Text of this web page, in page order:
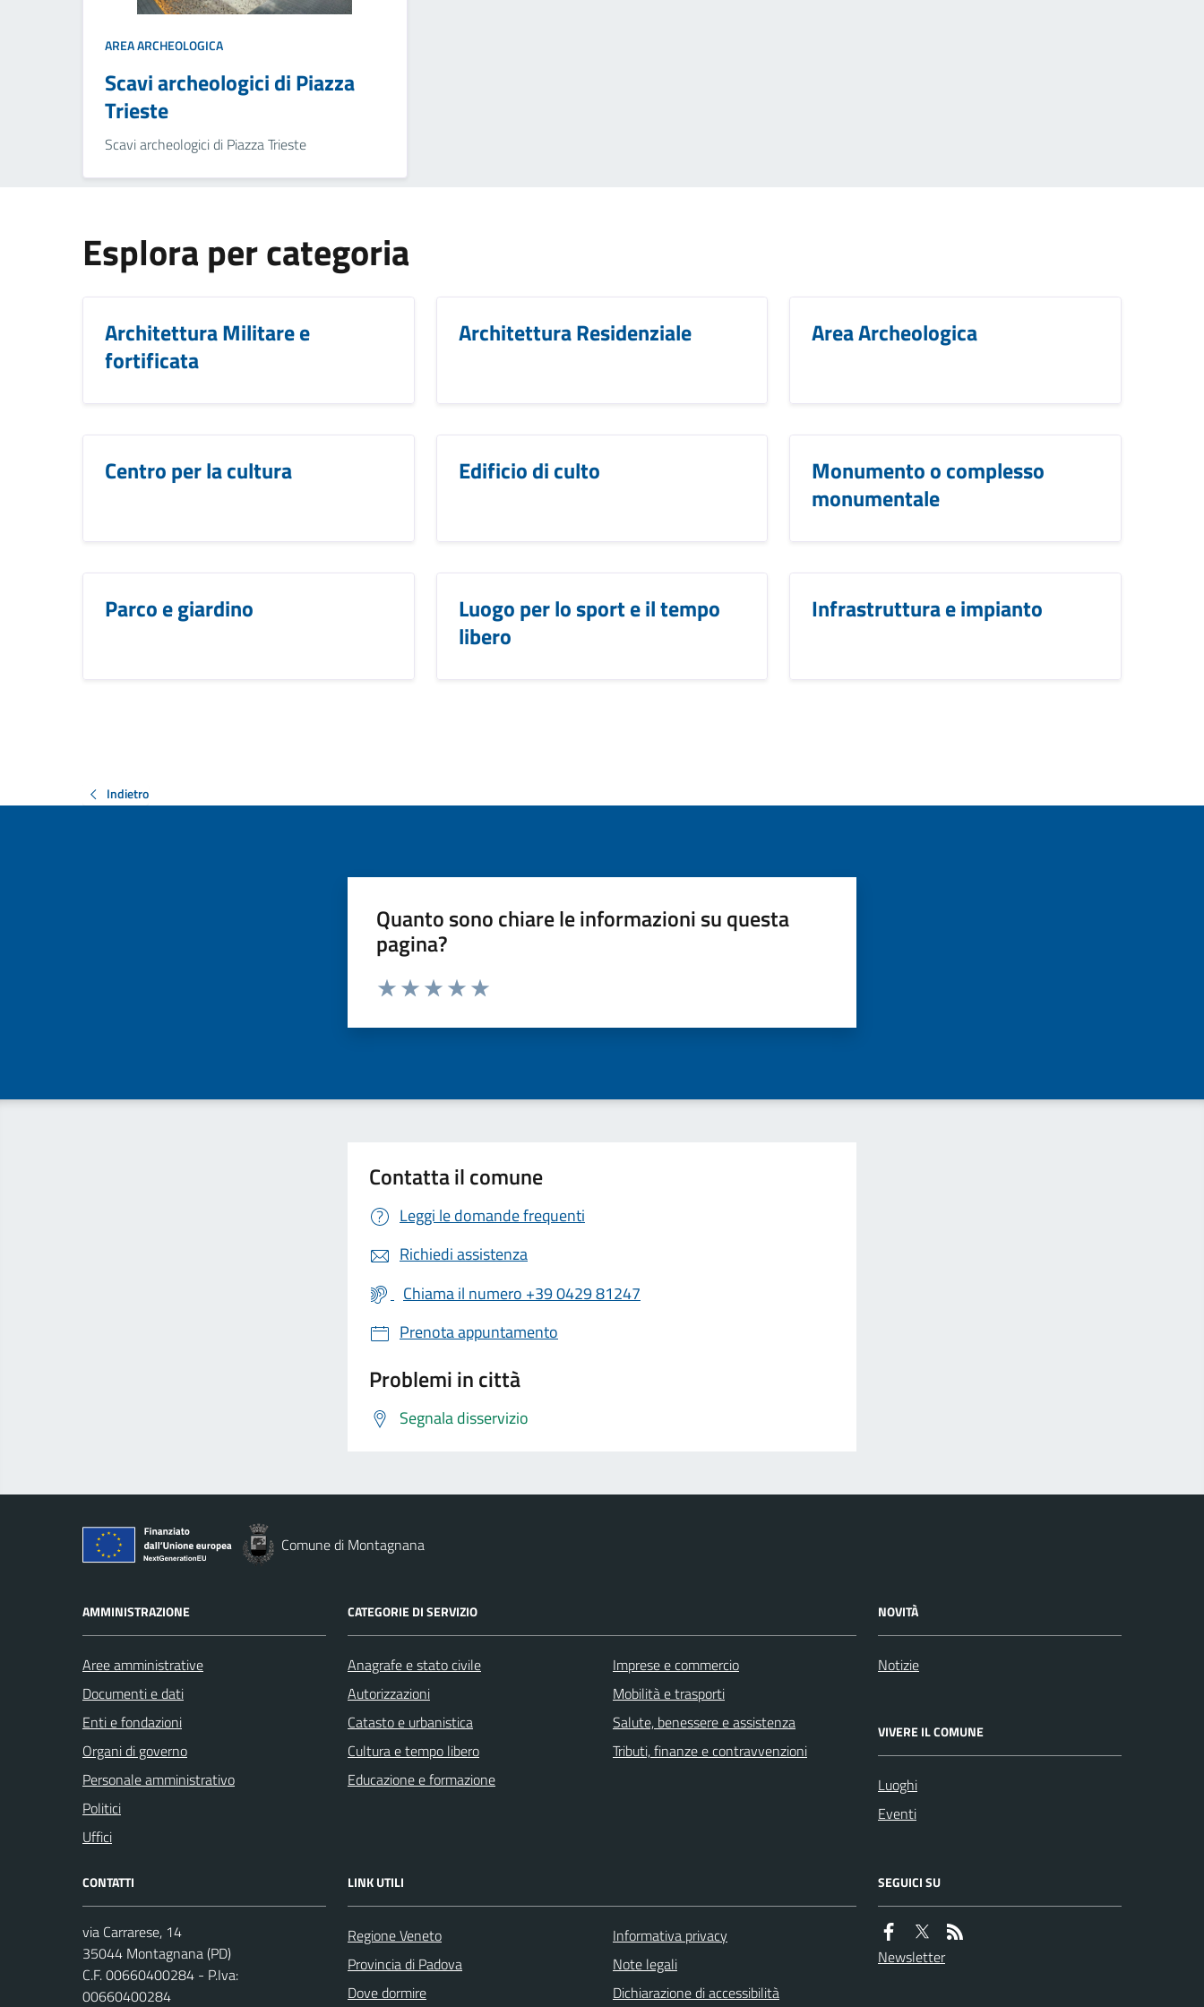
AREA ARCHEOLOGICA
Scavi archeologici di Piazza
Trieste
Scavi archeologici di Piazza Trieste
Esplora per categoria
Architettura Militare e
fortificata
Architettura Residenziale Area Archeologica
Centro per la cultura Edificio di culto
Monumento o complesso
monumentale
Parco e giardino
Luogo per lo sport e il tempo
libero
Infrastruttura e impianto
Indietro
Quanto sono chiare le informazioni su questa
pagina?
Valuta da 1 a 5 stelle la pagina
Contatta il comune
Leggi le domande frequenti
Richiedi assistenza
Chiama il numero +39 0429 81247
Prenota appuntamento
Problemi in città
Segnala disservizio
Comune di Montagnana
AMMINISTRAZIONE
Aree amministrative
Documenti e dati
Enti e fondazioni
Organi di governo
Personale amministrativo
Politici
Uffici
CATEGORIE DI SERVIZIO
Anagrafe e stato civile
Autorizzazioni
Catasto e urbanistica
Cultura e tempo libero
Educazione e formazione
Imprese e commercio
Mobilità e trasporti
Salute, benessere e assistenza
Tributi, finanze e contravvenzioni
NOVITÀ
Notizie
VIVERE IL COMUNE
Luoghi
Eventi
CONTATTI
via Carrarese, 14
35044 Montagnana (PD)
C.F. 00660400284 - P.Iva:
00660400284
LINK UTILI
Regione Veneto
Provincia di Padova
Dove dormire
Informativa privacy
Note legali
Dichiarazione di accessibilità
SEGUICI SU
Newsletter